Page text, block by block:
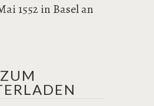
1552 in Basel an